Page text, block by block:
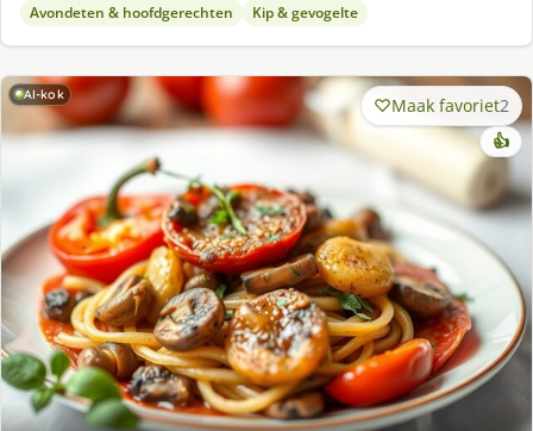
Avondeten & hoofdgerechten Kip & gevogelte
AI-kok Maak favoriet2
👍